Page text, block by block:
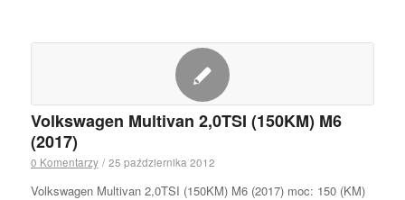
Volkswagen Multivan 2,0TSI (150KM) M6
(2017)
0 Komentarzy / 25 października 2012
Volkswagen Multivan 2,0TSI (150KM) M6 (2017) moc: 150 (KM)